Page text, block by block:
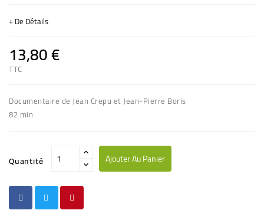
+ De Détails
13,80 €
TTC
Documentaire de Jean Crepu et Jean-Pierre Boris
82 min
Quantité Ajouter Au Panier